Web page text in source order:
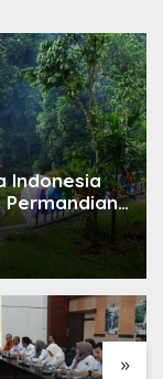
Indonesia
»